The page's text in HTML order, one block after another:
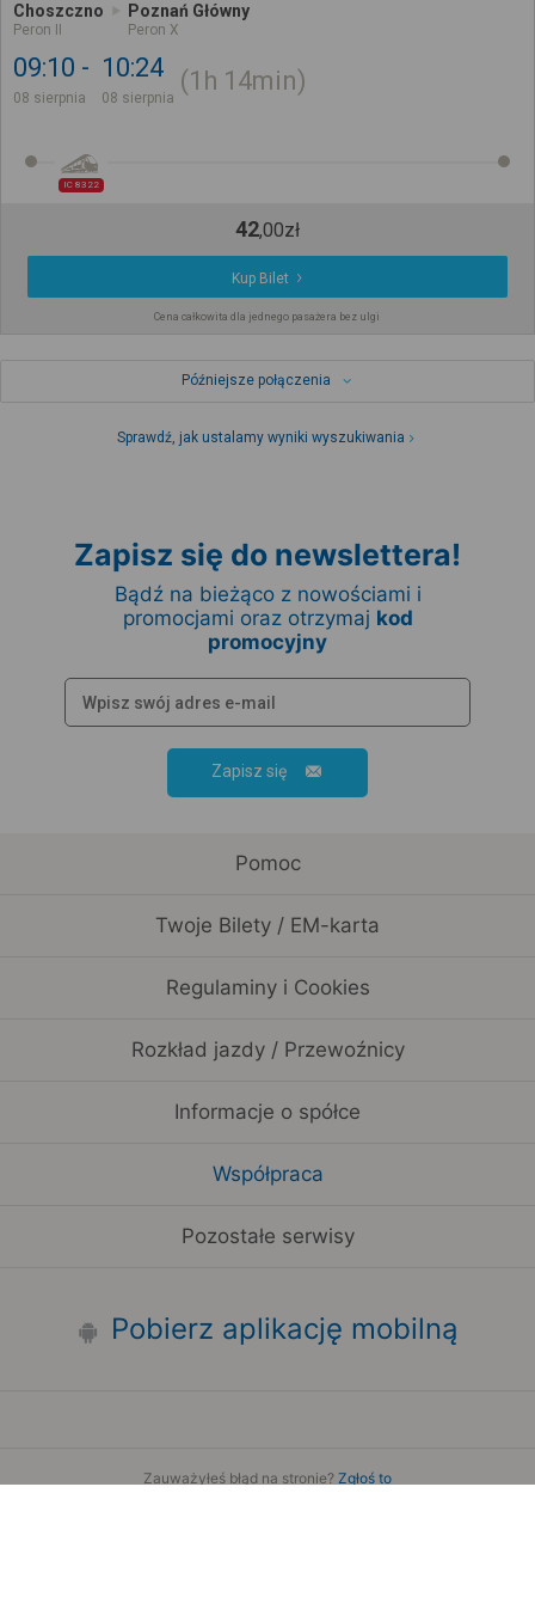
Choszczno
Peron II
Poznań Główny
Peron X
09:10
08 sierpnia
10:24
08 sierpnia
1h 14min
IC 8322
42,00zł
Kup Bilet
Cena całkowita dla jednego pasażera bez ulgi
Późniejsze połączenia
Sprawdź, jak ustalamy wyniki wyszukiwania
Zapisz się do newslettera!
Bądź na bieżąco z nowościami i
promocjami oraz otrzymaj kod
promocyjny
Zapisz się
Pomoc
Twoje Bilety / EM-karta
Regulaminy i Cookies
Rozkład jazdy / Przewoźnicy
Informacje o spółce
Współpraca
Pozostałe serwisy
Pobierz aplikację mobilną
Zauważyłeś błąd na stronie? Zgłoś to